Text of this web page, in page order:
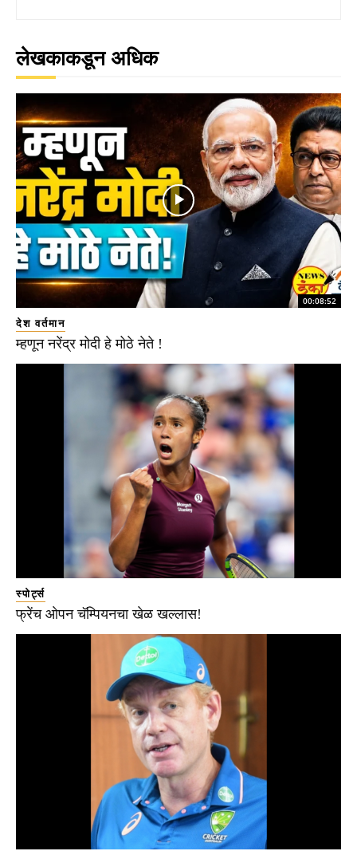
लेखकाकडून अधिक
00:08:52
देश वर्तमान
म्हणून नरेंद्र मोदी हे मोठे नेते !
स्पोर्ट्स
फ्रेंच ओपन चॅम्पियनचा खेळ खल्लास!